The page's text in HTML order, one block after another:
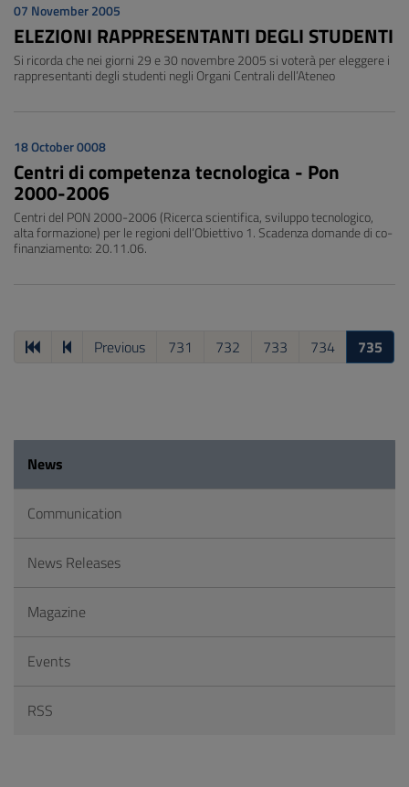
07 November 2005
ELEZIONI RAPPRESENTANTI DEGLI STUDENTI
Si ricorda che nei giorni 29 e 30 novembre 2005 si voterà per eleggere i
rappresentanti degli studenti negli Organi Centrali dell’Ateneo
18 October 0008
Centri di competenza tecnologica - Pon
2000-2006
Centri del PON 2000-2006 (Ricerca scientifica, sviluppo tecnologico,
alta formazione) per le regioni dell’Obiettivo 1. Scadenza domande di co-
finanziamento: 20.11.06.
Previous 731 732 733 734 735
News
Communication
News Releases
Magazine
Events
RSS